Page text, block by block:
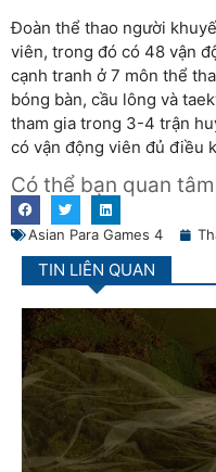
Đoàn thể thao người
viên, trong đó có 48 vận
cạnh tranh ở 7 môn thể
bóng bàn, cầu lông và
tham gia trong 3-4 trận
có vận động viên đủ điều
Có thể bạn quan tâm
Asian Para Games 4
TIN LIÊN QUAN